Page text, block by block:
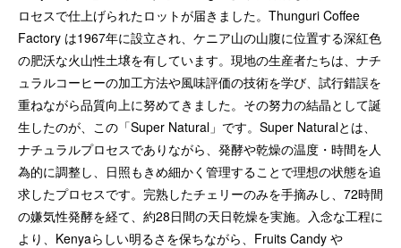
ロセスで仕上げられたロットが届きました。Thunguri Coffee
Factory は1967年に設立され、ケニア山の山腹に位置する深紅色
の肥沃な火山性土壌を有しています。現地の生産者たちは、ナチ
ュラルコーヒーの加工方法や風味評価の技術を学び、試行錯誤を
重ねながら品質向上に努めてきました。その努力の結晶として誕
生したのが、この「Super Natural」です。Super Naturalとは、
ナチュラルプロセスでありながら、発酵や乾燥の温度・時間を人
為的に調整し、日照もきめ細かく管理することで理想の状態を追
求したプロセスです。完熟したチェリーのみを手摘みし、72時間
の嫌気性発酵を経て、約28日間の天日乾燥を実施。入念な工程に
より、Kenyaらしい明るさを保ちながら、Fruits Candy や